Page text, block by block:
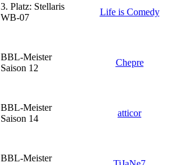
3. Platz: Stellaris
WB-07
Life is Comedy
BBL-Meister
Saison 12
Chepre
BBL-Meister
Saison 14
atticor
BBL-Meister